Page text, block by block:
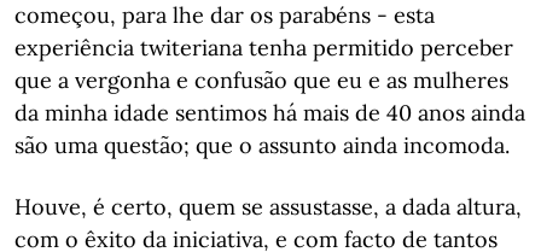
começou, para lhe dar os parabéns - esta
experiência twiteriana tenha permitido perceber
que a vergonha e confusão que eu e as mulheres
da minha idade sentimos há mais de 40 anos ainda
são uma questão; que o assunto ainda incomoda.
Houve, é certo, quem se assustasse, a dada altura,
com o êxito da iniciativa, e com facto de tantos